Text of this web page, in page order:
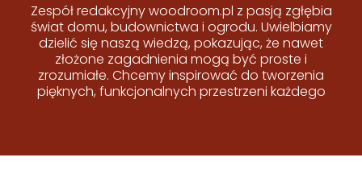
Zespół redakcyjny woodroom.pl z pasją zgłębia
świat domu, budownictwa i ogrodu. Uwielbiamy
dzielić się naszą wiedzą, pokazując, że nawet
złożone zagadnienia mogą być proste i
zrozumiałe. Chcemy inspirować do tworzenia
pięknych, funkcjonalnych przestrzeni każdego